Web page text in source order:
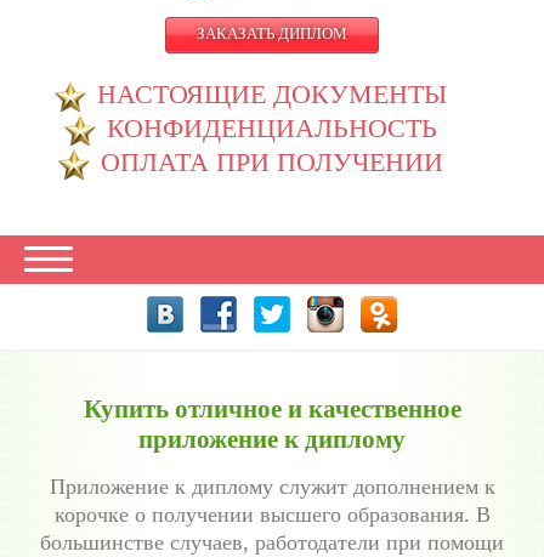
ЗАКАЗАТЬ ДИПЛОМ
НАСТОЯЩИЕ ДОКУМЕНТЫ
КОНФИДЕНЦИАЛЬНОСТЬ
ОПЛАТА ПРИ ПОЛУЧЕНИИ
Купить отличное и качественное
приложение к диплому
Приложение к диплому служит дополнением к
корочке о получении высшего образования. В
большинстве случаев, работодатели при помощи